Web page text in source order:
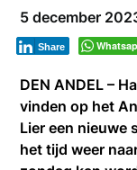
5 december
Share
DEN ANDEL –
vinden op het
Lier een nieuwe
het tijd weer